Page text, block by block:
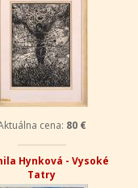
cena: 80 €
Hynková - Vysoké
Tatry